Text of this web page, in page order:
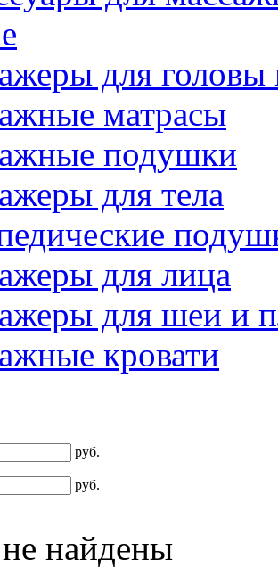
для головы
матрасы
подушки
для тела
для лица
для шеи и
кровати
руб.
руб.
найдены